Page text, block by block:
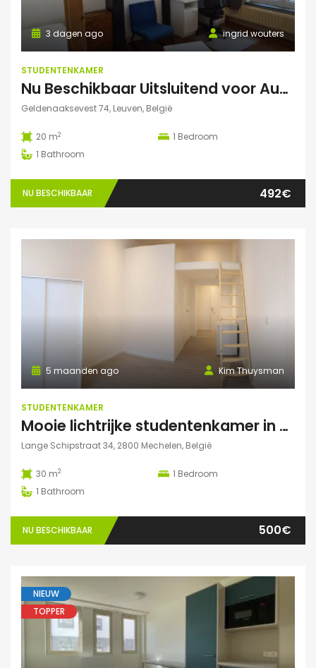
ingrid wouters
3 dagen ago
STUDENTENKAMER
Nu Beschikbaar Uitsluitend voor Augustus 2026 in Leuven
Geldenaaksevest 74, Leuven, België
20 m2 1 Bedroom
1 Bathroom
NU BESCHIKBAAR 492€
Kim Thuysman
5 maanden ago
STUDENTENKAMER
Mooie lichtrijke studentenkamer in hartje Mechelen! (te huur t.e.m. 31 augustus)
Lange Schipstraat 34, 2800 Mechelen, België
30 m2 1 Bedroom
1 Bathroom
NU BESCHIKBAAR 500€
NIEUW
TOPPER